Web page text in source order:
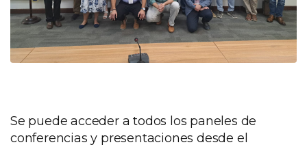
Se puede acceder a todos los paneles de
conferencias y presentaciones desde el